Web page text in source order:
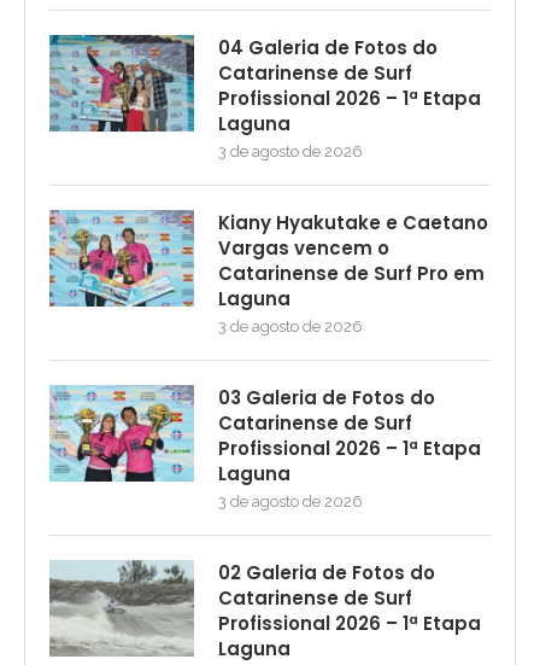
04 Galeria de Fotos do
Catarinense de Surf
Profissional 2026 – 1ª Etapa
Laguna
3 de agosto de 2026
Kiany Hyakutake e Caetano
Vargas vencem o
Catarinense de Surf Pro em
Laguna
3 de agosto de 2026
03 Galeria de Fotos do
Catarinense de Surf
Profissional 2026 – 1ª Etapa
Laguna
3 de agosto de 2026
02 Galeria de Fotos do
Catarinense de Surf
Profissional 2026 – 1ª Etapa
Laguna